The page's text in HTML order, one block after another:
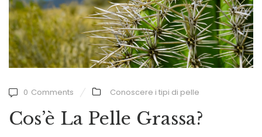
0 Comments Conoscere i tipi di pelle
Cos’è La Pelle Grassa?